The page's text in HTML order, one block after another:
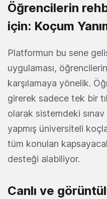
Öğrencilerin
için: Koçum
Platformun bu sene
uygulaması,
karşılamaya yönelik.
girerek sadece tek bir
olarak sistemdeki
yapmış üniversiteli
tüm konuları
desteği alabiliyor.
Canlı ve